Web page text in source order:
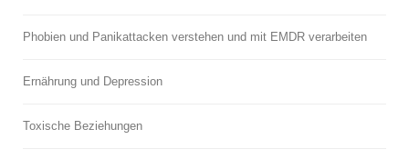
Phobien und Panikattacken verstehen und mit EMDR verarbeiten
Ernährung und Depression
Toxische Beziehungen